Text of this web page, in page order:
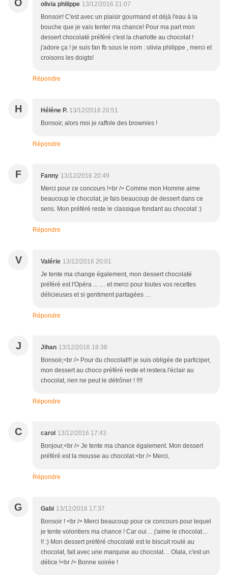
O olivia philippe 13/12/2016 21:07
Bonsoir! C'est avec un plaisir gourmand et déjà l'eau à la
bouche que je vais tenter ma chance! Pour ma part mon
dessert chocolaté préféré c'est la charlotte au chocolat !
j'adore ça ! je suis fan fb sous le nom : olivia philippe , merci et
croisons les doigts!
Répondre
H Hélène P. 13/12/2016 20:51
Bonsoir, alors moi je raffole des brownies !
Répondre
F Fanny 13/12/2016 20:49
Merci pour ce concours !<br /> Comme mon Homme aime
beaucoup le chocolat, je fais beaucoup de dessert dans ce
sens. Mon préféré reste le classique fondant au chocolat :)
Répondre
V Valérie 13/12/2016 20:01
Je tente ma change également, mon dessert chocolaté
préféré est l'Opéra ... … et merci pour toutes vos recettes
délicieuses et si gentiment partagées …
Répondre
J Jihan 13/12/2016 18:38
Bonsoir,<br /> Pour du chocolat!!! je suis obligée de participer,
mon dessert au choco préféré reste et restera l'éclair au
chocolat, rien ne peut le détrôner ! !!!!
Répondre
C carol 13/12/2016 17:43
Bonjour,<br /> Je tente ma chance également. Mon dessert
préféré est la mousse au chocolat.<br /> Merci,
Répondre
G Gabi 13/12/2016 17:37
Bonsoir ! <br /> Merci beaucoup pour ce concours pour lequel
je tente volontiers ma chance ! Car oui… j'aime le chocolat…
!! :) Mon dessert préféré chocolaté est le biscuit roulé au
chocolat, fait avec une marquise au chocolat… Olala, c'est un
délice !<br /> Bonne soirée !